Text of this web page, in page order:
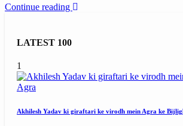
Continue reading
LATEST 100
1
Agra
Akhilesh Yadav ki giraftari ke virodh mein Agra ke